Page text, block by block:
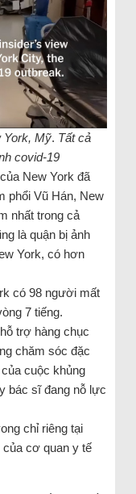
York, Mỹ. Tất cả
covid-19
New York đã
phổi Vũ Hán, New
nhất trong cả
là quận bị ảnh
York, có hơn
có 98 người mất
7 tiếng.
trợ hàng chục
chăm sóc đặc
cuộc khủng
bác sĩ đang nỗ lực
chỉ riêng tại
của cơ quan y tế